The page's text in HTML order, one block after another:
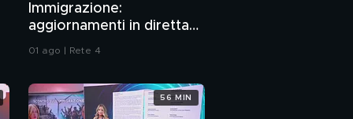
Immigrazione:
aggiornamenti in diretta
da Ceuta
01 ago | Rete 4
56 MIN